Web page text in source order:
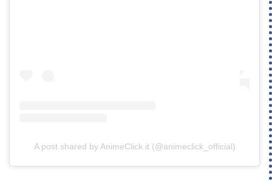
A post shared by AnimeClick.it (@animeclick_official)